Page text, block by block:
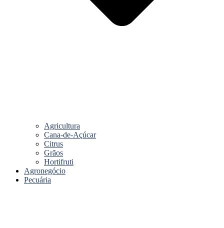
Agricultura
Cana-de-Açúcar
Citrus
Grãos
Hortifruti
Agronegócio
Pecuária